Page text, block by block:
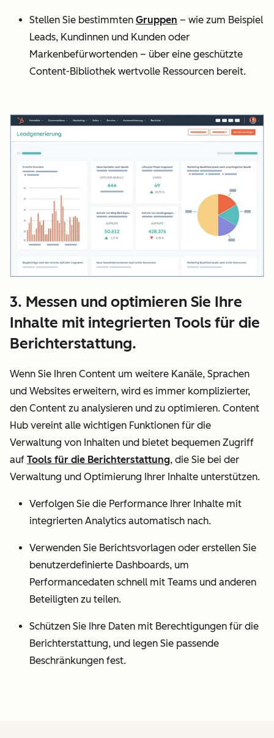
Stellen Sie bestimmten Gruppen – wie zum Beispiel
Leads, Kundinnen und Kunden oder
Markenbefürwortenden – über eine geschützte
Content-Bibliothek wertvolle Ressourcen bereit.
3. Messen und optimieren Sie Ihre
Inhalte mit integrierten Tools für die
Berichterstattung.
Wenn Sie Ihren Content um weitere Kanäle, Sprachen
und Websites erweitern, wird es immer komplizierter,
den Content zu analysieren und zu optimieren. Content
Hub vereint alle wichtigen Funktionen für die
Verwaltung von Inhalten und bietet bequemen Zugriff
auf Tools für die Berichterstattung, die Sie bei der
Verwaltung und Optimierung Ihrer Inhalte unterstützen.
Verfolgen Sie die Performance Ihrer Inhalte mit
integrierten Analytics automatisch nach.
Verwenden Sie Berichtsvorlagen oder erstellen Sie
benutzerdefinierte Dashboards, um
Performancedaten schnell mit Teams und anderen
Beteiligten zu teilen.
Schützen Sie Ihre Daten mit Berechtigungen für die
Berichterstattung, und legen Sie passende
Beschränkungen fest.